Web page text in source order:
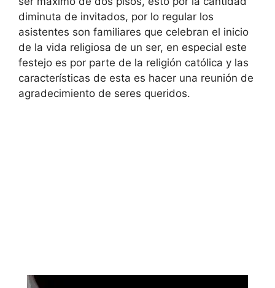
diminuta de invitados, por lo regular los
asistentes son familiares que celebran el inicio
de la vida religiosa de un ser, en especial este
festejo es por parte de la religión católica y las
características de esta es hacer una reunión de
agradecimiento de seres queridos.